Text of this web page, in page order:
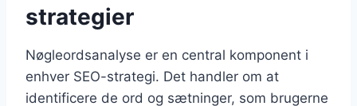
strategier
Nøgleordsanalyse er en central komponent i
enhver SEO-strategi. Det handler om at
identificere de ord og sætninger, som brugerne